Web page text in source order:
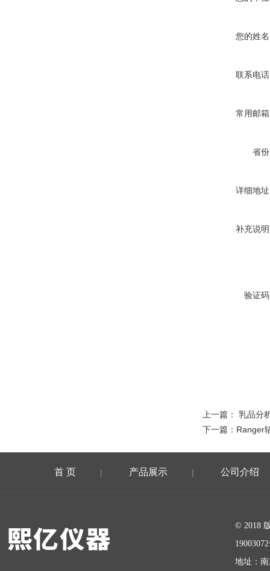
您的姓
联系电
常用邮
省
详细地
补充说
验证
上一篇： 乳品分
下一篇： Ranger
首 页 | 产品展示 | 公司介绍
© 2018
地址：